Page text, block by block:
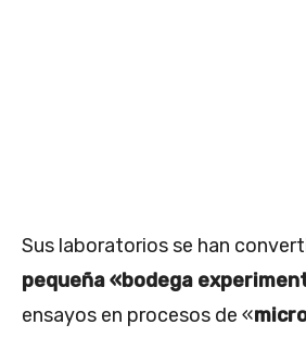
Sus laboratorios se han
pequeña «bodega
ensayos en procesos de «